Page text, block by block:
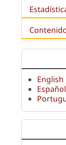
English
Español